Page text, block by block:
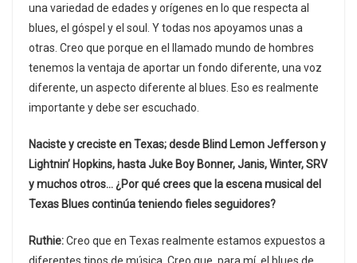
una variedad de edades y orígenes en lo que respecta al
blues, el góspel y el soul. Y todas nos apoyamos unas a
otras. Creo que porque en el llamado mundo de hombres
tenemos la ventaja de aportar un fondo diferente, una voz
diferente, un aspecto diferente al blues. Eso es realmente
importante y debe ser escuchado.
Naciste y creciste en Texas; desde Blind Lemon Jefferson y
Lightnin’ Hopkins, hasta Juke Boy Bonner, Janis, Winter, SRV
y muchos otros… ¿Por qué crees que la escena musical del
Texas Blues continúa teniendo fieles seguidores?
Ruthie:Creo que en Texas realmente estamos expuestos a